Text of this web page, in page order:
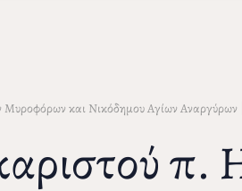
Μυροφόρων και Νικόδημου Αγίων Αναργύρων
π.